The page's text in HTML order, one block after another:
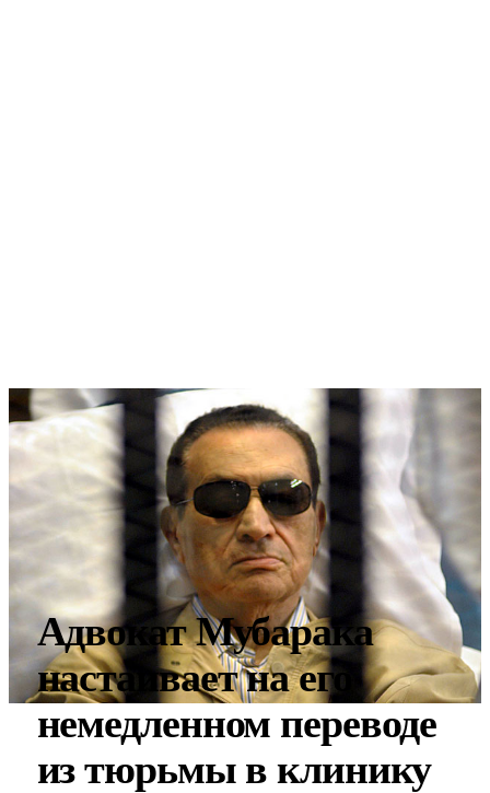
Адвокат Мубарака
настаивает на его
немедленном переводе
из тюрьмы в клинику